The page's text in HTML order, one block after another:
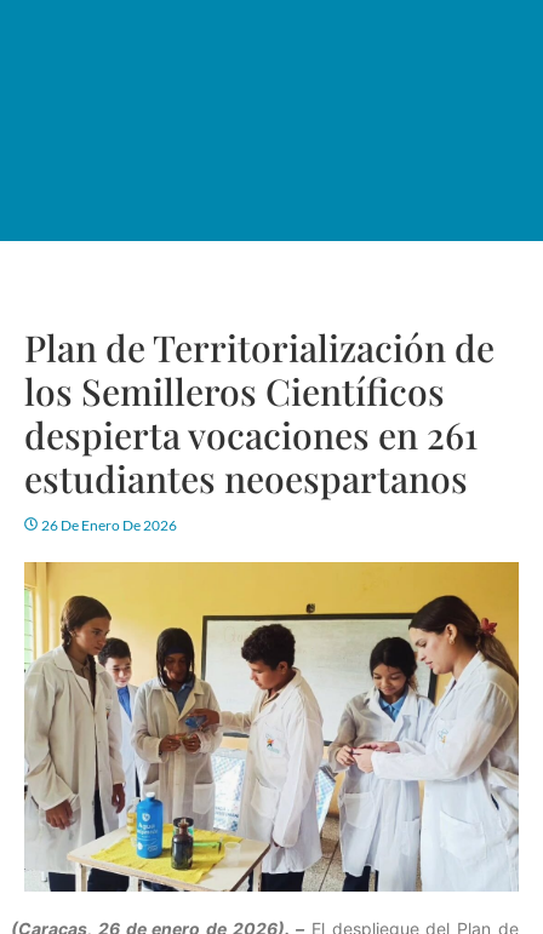
Plan de Territorialización de
los Semilleros Científicos
despierta vocaciones en 261
estudiantes neoespartanos
26 De Enero De 2026
(Caracas, 26 de enero de 2026). –El despliegue del Plan de